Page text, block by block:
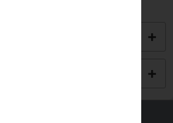
Produkten finden Sie